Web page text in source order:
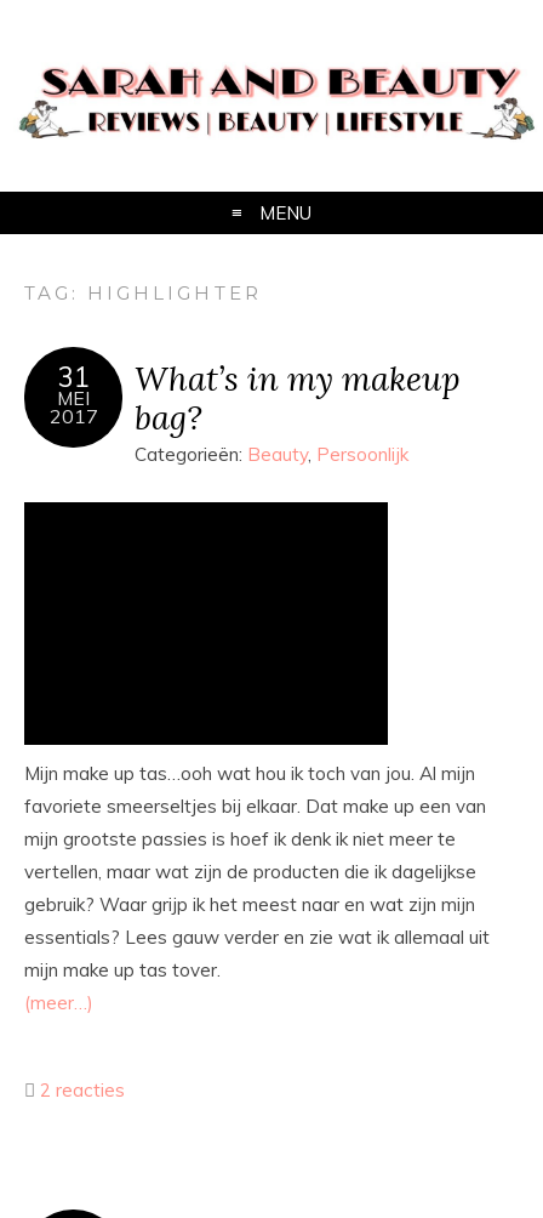
MENU
TAG: HIGHLIGHTER
31
MEI
2017
What’s in my makeup
bag?
Categorieën: Beauty, Persoonlijk
Mijn make up tas…ooh wat hou ik toch van jou. Al mijn
favoriete smeerseltjes bij elkaar. Dat make up een van
mijn grootste passies is hoef ik denk ik niet meer te
vertellen, maar wat zijn de producten die ik dagelijkse
gebruik? Waar grijp ik het meest naar en wat zijn mijn
essentials? Lees gauw verder en zie wat ik allemaal uit
mijn make up tas tover.
(meer…)
2 reacties